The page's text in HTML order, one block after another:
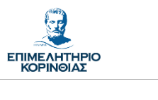
Επιμελητήριο